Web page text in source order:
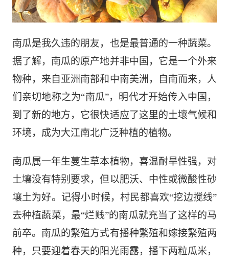
南瓜是我久违的朋友，也是最普通的一种蔬菜。
据了解， 南瓜的原产地并非中国，它是一个外来
物种，来自 亚洲南部和中南美洲，自南而来，人
们亲切地称之为“南瓜”， 明代才开始传入中国，
到了新的地方，它很快适应了这里的土壤气候和
环境，成为大江南北广泛种植的植物。
南瓜属一年生蔓生草本植物， 喜温耐旱性强，对
土壤没有特别 要求，但以肥沃、中性或微酸性砂
壤土为好。 记得小时候，村民都喜欢“挖边搅线”
去种植蔬菜，最“烂贱”的南瓜就充当了这样的马
前卒。 南瓜的繁殖方式有播种繁殖和嫁接繁殖两
种， 只要迎着春天的阳光雨露，播下两粒瓜米，